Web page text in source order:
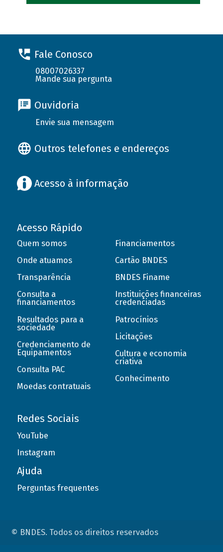
Fale Conosco
08007026337
Mande sua pergunta
Ouvidoria
Envie sua mensagem
Outros telefones e endereços
Acesso à informação
Acesso Rápido
Quem somos
Onde atuamos
Transparência
Consulta a
financiamentos
Resultados para a
sociedade
Credenciamento de
Equipamentos
Consulta PAC
Moedas contratuais
Financiamentos
Cartão BNDES
BNDES Finame
Instituições financeiras
credenciadas
Patrocínios
Licitações
Cultura e economia
criativa
Conhecimento
Redes Sociais
YouTube
Instagram
Ajuda
Perguntas frequentes
© BNDES. Todos os direitos reservados